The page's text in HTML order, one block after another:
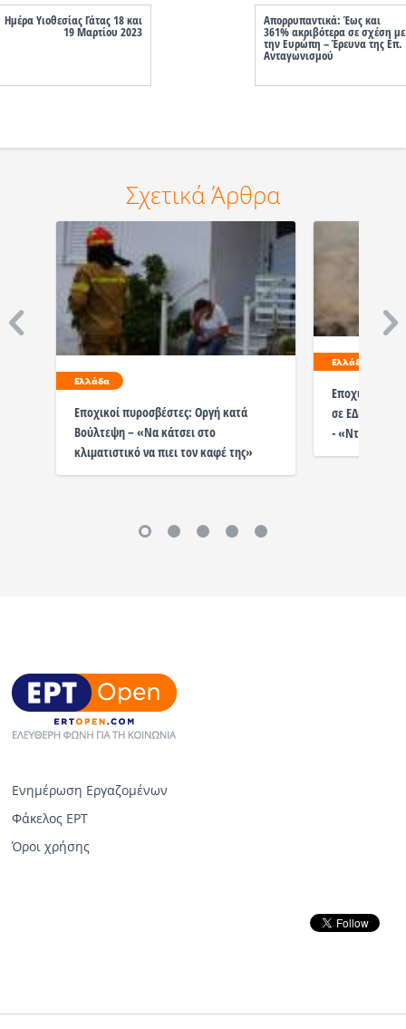
Ημέρα Υιοθεσίας Γάτας 18 και
19 Μαρτίου 2023
Απορρυπαντικά: Έως και
361% ακριβότερα σε σχέση με
την Ευρώπη – Έρευνα της Επ.
Ανταγωνισμού
Σχετικά Άρθρα
Ελλάδα
Εποχικοί πυροσβέστες: Οργή κατά
Βούλτεψη – «Να κάτσει στο
κλιματιστικό να πιει τον καφέ της»
Ελλάδα
Εποχικοί
σε ΕΔΕ επειδή
- «Ντροπή
Ενημέρωση Εργαζομένων
Φάκελος ΕΡΤ
Όροι χρήσης